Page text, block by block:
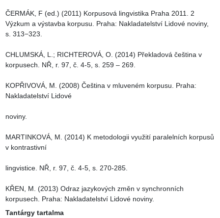
ČERMÁK, F (ed.) (2011) Korpusová lingvistika Praha 2011. 2
Výzkum a výstavba korpusu. Praha: Nakladatelství Lidové noviny,
s. 313−323.
CHLUMSKÁ, L.; RICHTEROVÁ, O. (2014) Překladová čeština v
korpusech. NŘ, r. 97, č. 4-5, s. 259 – 269.
KOPŘIVOVÁ, M. (2008) Čeština v mluveném korpusu. Praha:
Nakladatelství Lidové
noviny.
MARTINKOVÁ, M. (2014) K metodologii využití paralelních korpusů
v kontrastivní
lingvistice. NŘ, r. 97, č. 4-5, s. 270-285.
KŘEN, M. (2013) Odraz jazykových změn v synchronních
korpusech. Praha: Nakladatelství Lidové noviny.
Tantárgy tartalma